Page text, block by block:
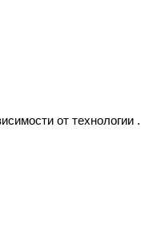
от технологии .